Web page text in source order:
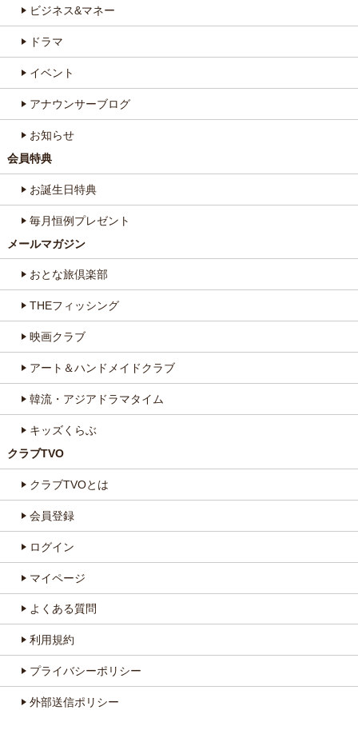
ビジネス&マネー
ドラマ
イベント
アナウンサーブログ
お知らせ
会員特典
お誕生日特典
毎月恒例プレゼント
メールマガジン
おとな旅倶楽部
THEフィッシング
映画クラブ
アート＆ハンドメイドクラブ
韓流・アジアドラマタイム
キッズくらぶ
クラブTVO
クラブTVOとは
会員登録
ログイン
マイページ
よくある質問
利用規約
プライバシーポリシー
外部送信ポリシー